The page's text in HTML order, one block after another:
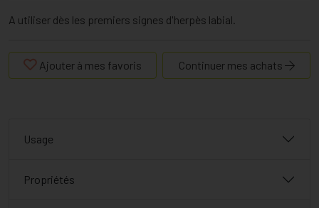
A utiliser dès les premiers signes d'herpès labial.
Ajouter à mes favoris Continuer mes achats
Usage
Propriétés